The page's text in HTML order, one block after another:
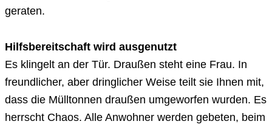
geraten.
Hilfsbereitschaft wird ausgenutzt
Es klingelt an der Tür. Draußen steht eine Frau. In
freundlicher, aber dringlicher Weise teilt sie Ihnen mit,
dass die Mülltonnen draußen umgeworfen wurden. Es
herrscht Chaos. Alle Anwohner werden gebeten, beim